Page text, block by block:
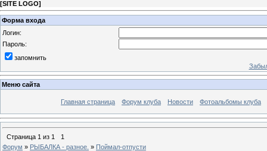
[SITE LOGO]
Форма входа
Логин:
Пароль:
запомнить
Меню сайта
Главная страница Форум клуба Новости Фотоальбомы клуба
Страница 1 из 1
1
Форум » РЫБАЛКА - разное. » Поймал-отпусти